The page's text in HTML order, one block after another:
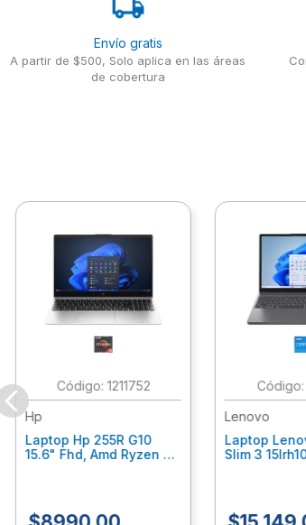
Envío gratis
A partir de $500, Solo aplica en las áreas
de cobertura
: 1211752
Hp
Laptop Hp 255R G10
15.6" Fhd, Amd Ryzen 5
Plata C7Gn5At
:
Lenovo
Laptop
Slim 3